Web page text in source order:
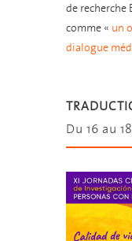
de recherche
comme « un
dialogue
Du 16 au